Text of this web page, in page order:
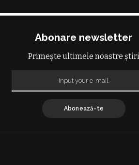
Abonare newsletter
Primește ultimele noastre știri
Abonează-te